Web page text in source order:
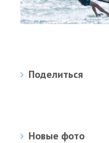
Поделиться
Новые фото